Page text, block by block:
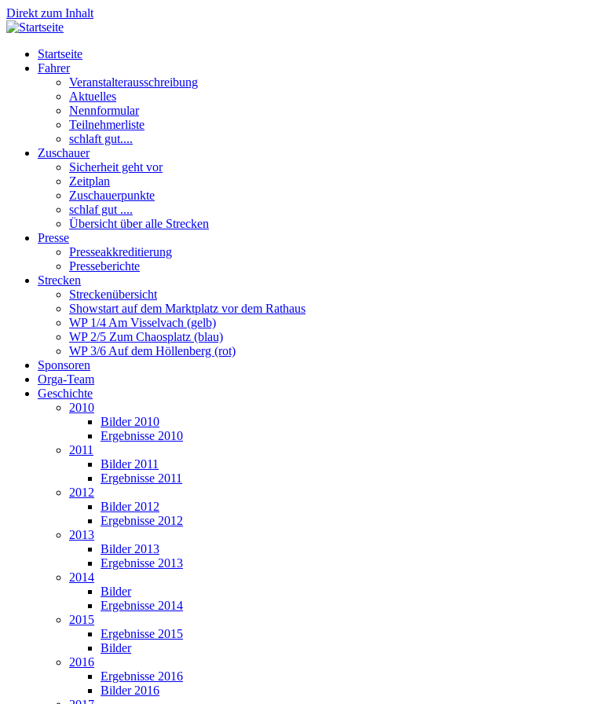
Direkt zum Inhalt
Startseite
Fahrer
Veranstalterausschreibung
Aktuelles
Nennformular
Teilnehmerliste
schlaft gut....
Zuschauer
Sicherheit geht vor
Zeitplan
Zuschauerpunkte
schlaf gut ....
Übersicht über alle Strecken
Presse
Presseakkreditierung
Presseberichte
Strecken
Streckenübersicht
Showstart auf dem Marktplatz vor dem Rathaus
WP 1/4 Am Visselvach (gelb)
WP 2/5 Zum Chaosplatz (blau)
WP 3/6 Auf dem Höllenberg (rot)
Sponsoren
Orga-Team
Geschichte
2010
Bilder 2010
Ergebnisse 2010
2011
Bilder 2011
Ergebnisse 2011
2012
Bilder 2012
Ergebnisse 2012
2013
Bilder 2013
Ergebnisse 2013
2014
Bilder
Ergebnisse 2014
2015
Ergebnisse 2015
Bilder
2016
Ergebnisse 2016
Bilder 2016